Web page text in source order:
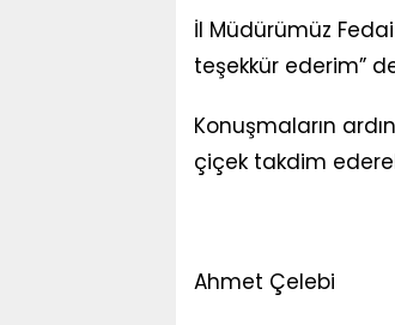
İl Müdürümüz
teşekkür ederim”
Konuşmaların
çiçek takdim
Ahmet Çelebi